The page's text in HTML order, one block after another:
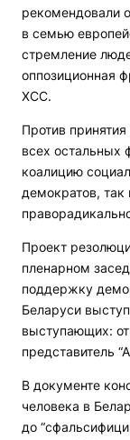
рекомендовали
в семью
стремление
оппозиционная
ХСС.
Против
всех остальных
коалицию
демократов,
Проект
пленарном
поддержку
Беларуси
выступающих:
представитель
В документе
человека в
до